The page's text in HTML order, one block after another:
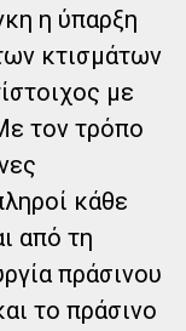
η ύπαρξη
κτισμάτων
με
τον τρόπο
κάθε
από τη
πράσινου
το πράσινο